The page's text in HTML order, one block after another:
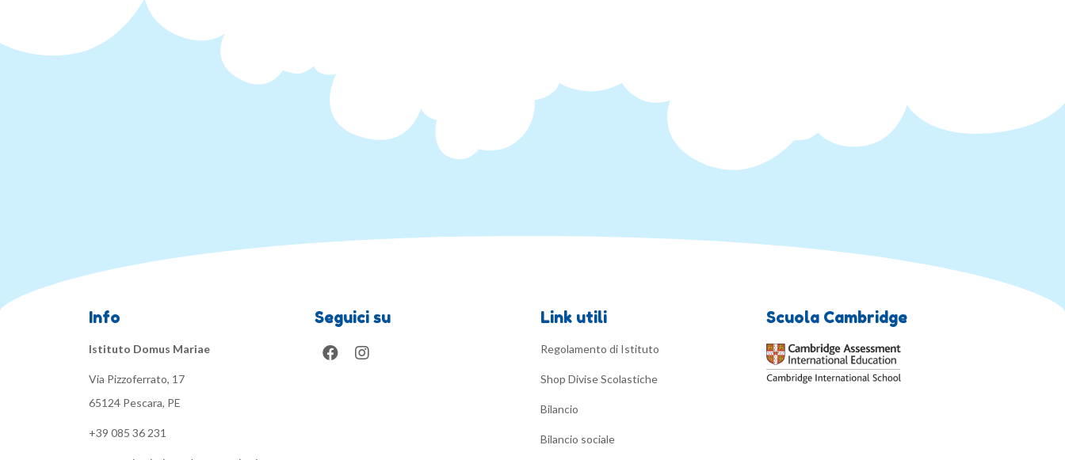
Info
Istituto Domus Mariae
Via Pizzoferrato, 17
65124 Pescara, PE
+39 085 36 231
Seguici su Link utili
Regolamento di Istituto
Shop Divise Scolastiche
Bilancio
Bilancio sociale
Scuola Cambridge